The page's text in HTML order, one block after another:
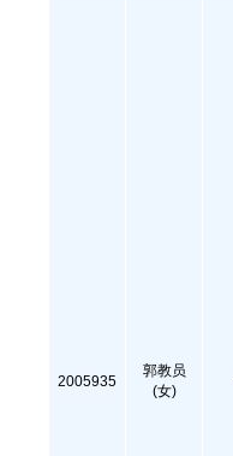
2005935
郭教员
(女)